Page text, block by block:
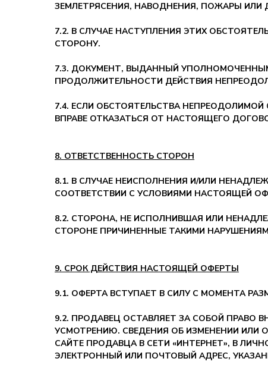
ЗЕМЛЕТРЯСЕНИЯ, НАВОДНЕНИЯ, ПОЖАРЫ ИЛИ
7.2. В СЛУЧАЕ НАСТУПЛЕНИЯ ЭТИХ
СТОРОНУ.
7.3. ДОКУМЕНТ, ВЫДАННЫЙ
ПРОДОЛЖИТЕЛЬНОСТИ ДЕЙСТВИЯ
7.4. ЕСЛИ ОБСТОЯТЕЛЬСТВА
ВПРАВЕ ОТКАЗАТЬСЯ ОТ НАСТОЯЩЕГО
8. ОТВЕТСТВЕННОСТЬ СТОРОН
8.1. В СЛУЧАЕ НЕИСПОЛНЕНИЯ И/ИЛИ
СООТВЕТСТВИИ С УСЛОВИЯМИ НАСТОЯЩЕЙ
8.2. СТОРОНА, НЕ ИСПОЛНИВШАЯ ИЛИ
СТОРОНЕ ПРИЧИНЕННЫЕ ТАКИМИ
9. СРОК ДЕЙСТВИЯ НАСТОЯЩЕЙ ОФЕРТЫ
9.1. ОФЕРТА ВСТУПАЕТ В СИЛУ С МОМЕНТА
9.2. ПРОДАВЕЦ ОСТАВЛЯЕТ ЗА СОБОЙ ПРАВО
УСМОТРЕНИЮ. СВЕДЕНИЯ ОБ ИЗМЕНЕНИИ
САЙТЕ ПРОДАВЦА В СЕТИ «ИНТЕРНЕТ», В
ЭЛЕКТРОННЫЙ ИЛИ ПОЧТОВЫЙ АДРЕС,